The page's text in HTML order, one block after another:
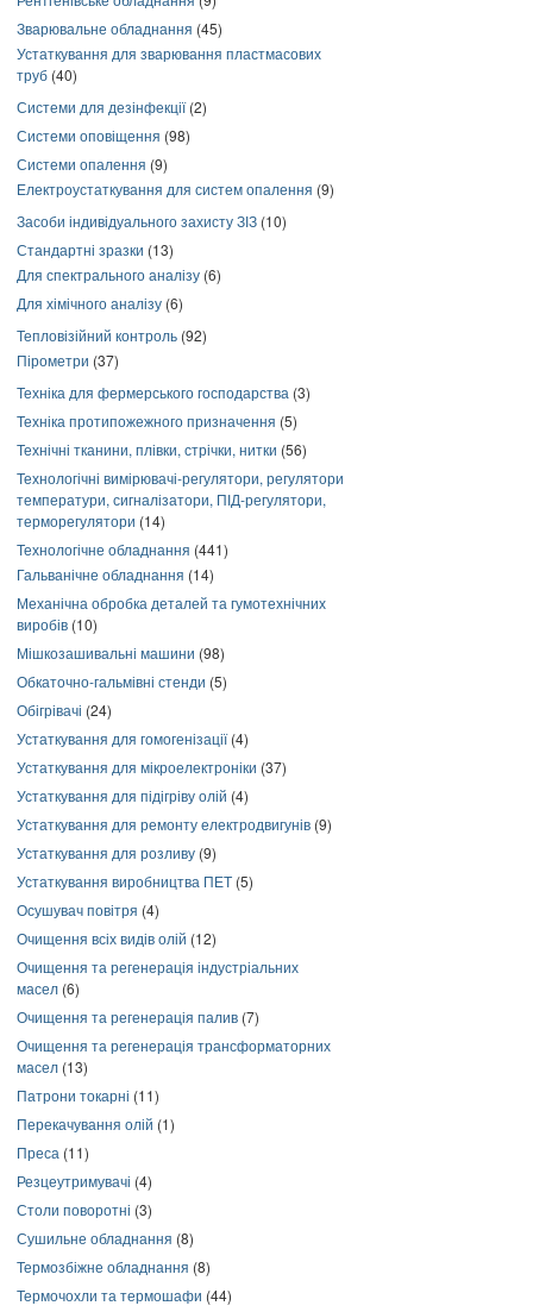
Зварювальне обладнання (45)
Устаткування для зварювання пластмасових
труб (40)
Системи для дезінфекції(2)
Системи оповіщення (98)
Системи опалення (9)
Електроустаткування для систем опалення (9)
Засоби індивідуального захисту ЗІЗ (10)
Стандартні зразки (13)
Для спектрального аналізу (6)
Для хімічного аналізу (6)
Тепловізійний контроль (92)
Пірометри (37)
Техніка для фермерського господарства (3)
Техніка протипожежного призначення (5)
Технічні тканини, плівки, стрічки, нитки (56)
Технологічні вимірювачі-регулятори, регулятори
температури, сигналізатори, ПІД-регулятори,
терморегулятори (14)
Технологічне обладнання (441)
Гальванічне обладнання (14)
Механічна обробка деталей та гумотехнічних
виробів (10)
Мішкозашивальні машини (98)
Обкаточно-гальмівні стенди (5)
Обігрівачі (24)
Устаткування для гомогенізації(4)
Устаткування для мікроелектроніки (37)
Устаткування для підігріву олій (4)
Устаткування для ремонту електродвигунів (9)
Устаткування для розливу (9)
Устаткування виробництва ПЕТ (5)
Осушувач повітря (4)
Очищення всіх видів олій (12)
Очищення та регенерація індустріальних
масел (6)
Очищення та регенерація палив (7)
Очищення та регенерація трансформаторних
масел (13)
Патрони токарні (11)
Перекачування олій (1)
Преса (11)
Резцеутримувачі (4)
Столи поворотні (3)
Сушильне обладнання (8)
Термозбіжне обладнання (8)
Термочохли та термошафи (44)